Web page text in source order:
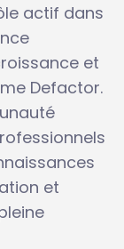
actif dans
et
Defactor.
et